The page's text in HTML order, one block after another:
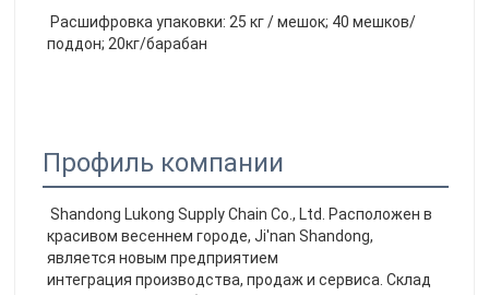
Расшифровка упаковки: 25 кг / мешок; 40 мешков/
поддон; 20кг/барабан
Профиль компании
Shandong Lukong Supply Chain Co., Ltd. Расположен в
красивом весеннем городе, Ji'nan Shandong,
является новым предприятием
интеграция производства, продаж и сервиса. Склад